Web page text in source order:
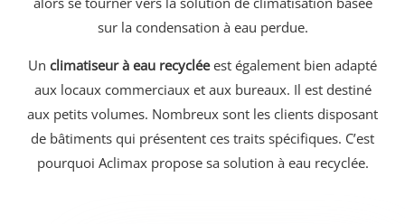
sur la condensation à eau perdue.
Un climatiseur à eau recycléeest également bien adapté
aux locaux commerciaux et aux bureaux. Il est destiné
aux petits volumes. Nombreux sont les clients disposant
de bâtiments qui présentent ces traits spécifiques. C’est
pourquoi Aclimax propose sa solution à eau recyclée.